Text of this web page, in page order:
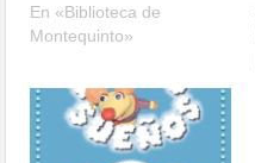
En «Biblioteca de
Montequinto»